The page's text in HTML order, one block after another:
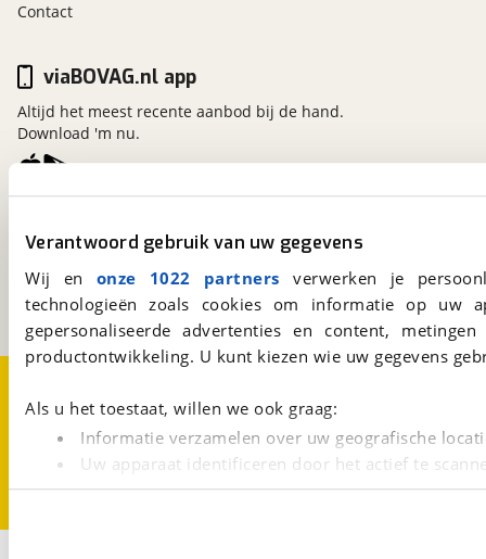
Verantwoord gebruik van uw gegevens
Wij en onze 1022 partners verwerken je
technologieën zoals cookies om informatie op
gepersonaliseerde advertenties en content,
productontwikkeling. U kunt kiezen wie uw gegevens
Als u het toestaat, willen we ook graag:
Informatie verzamelen over uw geografische
Uw apparaat identificeren door het actief te
Lees meer over hoe uw persoonlijke gegevens worden
Contact
Kosterijland15
Een initiatief van
BOVAG
viaBOVAG.nl app
Altijd het meest recente aanbod bij de hand.
Download 'm nu.
CookievoorkeurenVacatures